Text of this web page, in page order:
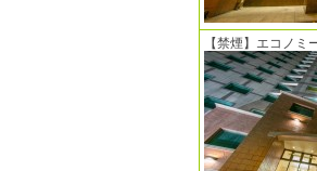
【禁煙】エコノ